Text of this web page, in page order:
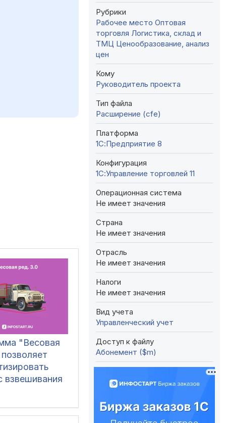
"Весовая
взвешивания
и отгрузку
Рубрики
Рабочее место Оптовая
торговля Логистика, склад и
ТМЦ Ценообразование, анализ
цен
Кому
Руководитель проекта
Тип файла
Расширение (cfe)
Платформа
1С:Предприятие 8
Конфигурация
1С:Управление торговлей 11
Операционная система
Не имеет значения
Страна
Не имеет значения
Отрасль
Не имеет значения
Налоги
Не имеет значения
Вид учета
Управленческий учет
Доступ к файлу
Абонемент ($m)